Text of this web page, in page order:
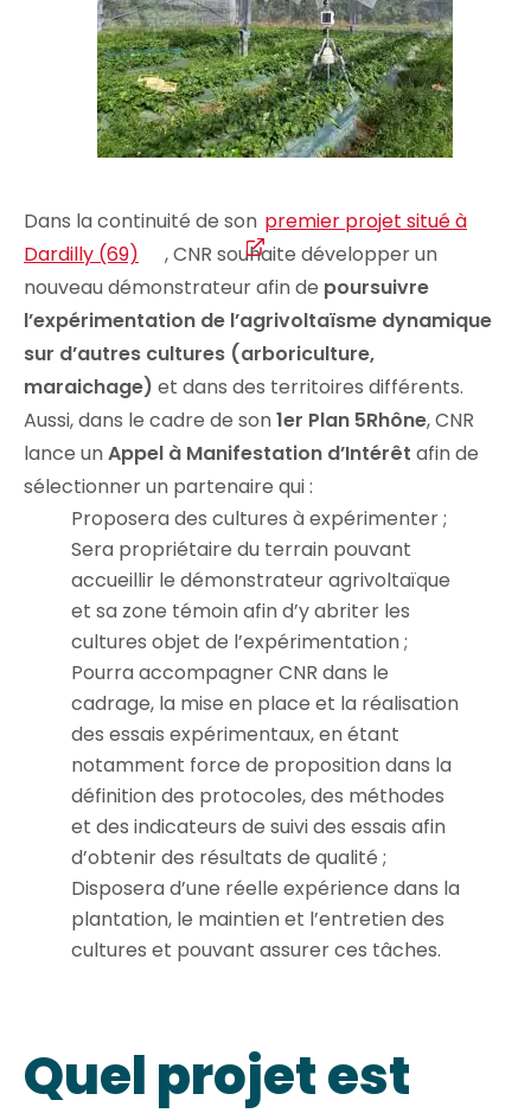
Dans la continuité de son premier projet situé à
Dardilly (69)
, CNR souhaite développer un
nouveau démonstrateur afin de poursuivre
l’expérimentation de l’agrivoltaïsme dynamique
sur d’autres cultures (arboriculture,
maraichage) et dans des territoires différents.
Aussi, dans le cadre de son1er Plan 5Rhône, CNR
lance unAppel à Manifestation d’Intérêt afin de
sélectionner un partenaire qui :
Proposera des cultures à expérimenter ;
Sera propriétaire du terrain pouvant
accueillir le démonstrateur agrivoltaïque
et sa zone témoin afin d’y abriter les
cultures objet de l’expérimentation ;
Pourra accompagner CNR dans le
cadrage, la mise en place et la réalisation
des essais expérimentaux, en étant
notamment force de proposition dans la
définition des protocoles, des méthodes
et des indicateurs de suivi des essais afin
d’obtenir des résultats de qualité ;
Disposera d’une réelle expérience dans la
plantation, le maintien et l’entretien des
cultures et pouvant assurer ces tâches.
Quel projet est